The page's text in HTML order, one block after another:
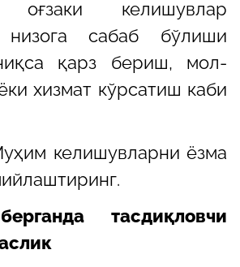
оғзаки келишувлар
низога сабаб бўлиши
қарз бериш, мол-
хизмат кўрсатиш каби
келишувларни ёзма
тасдиқловчи